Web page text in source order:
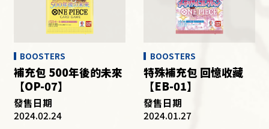
BOOSTERS
補充包 500年後的未來
【OP-07】
發售日期
2024.02.24
BOOSTERS
特殊補充包 回憶收藏
【EB-01】
發售日期
2024.01.27